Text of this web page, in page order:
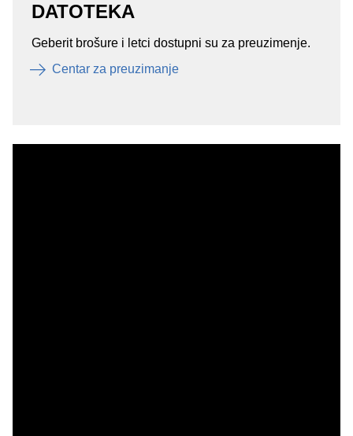
DATOTEKA
Geberit brošure i letci dostupni su za preuzimenje.
Centar za preuzimanje